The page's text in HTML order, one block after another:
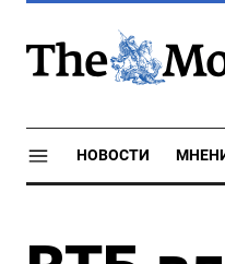
НОВОСТИ